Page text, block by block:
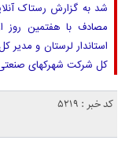
مصادف با هفتمین روز
استاندار لرستان و
کل شرکت شهرکهای
کد خبر : 5219